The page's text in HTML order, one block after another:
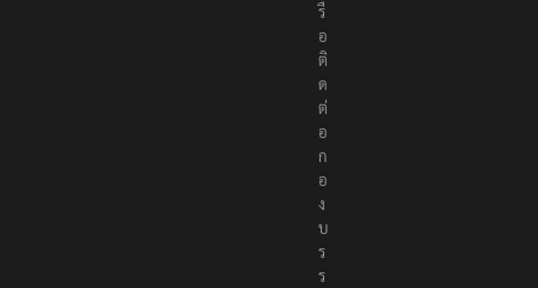
รื
อ
ติ
ด
ต่
อ
ก
อ
ง
บ
ร
ร